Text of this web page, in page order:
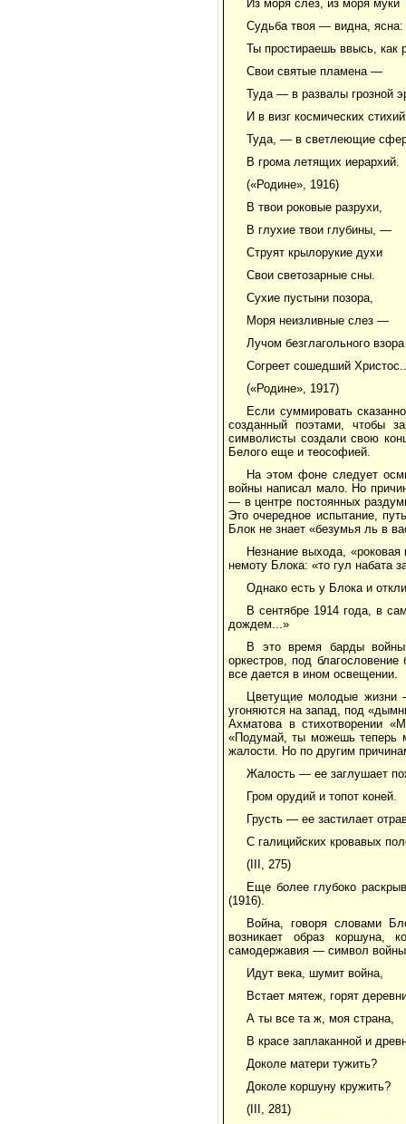
Из моря слез, из моря муки
Судьба твоя — видна, ясна:
Ты простираешь ввысь, как
Свои святые пламена —
Туда — в развалы грозной
И в визг космических
Туда, — в светлеющие
В грома летящих иерархий.
(«Родине», 1916)
В твои роковые разрухи,
В глухие твои глубины, —
Струят крылорукие духи
Свои светозарные сны.
Сухие пустыни позора,
Моря неизливные слез —
Лучом безглагольного взора
Согреет сошедший
(«Родине», 1917)
Если суммировать
созданный поэтами, чтобы
символисты создали свою
Белого еще и теософией.
На этом фоне следует
войны написал мало. Но
— в центре постоянных
Это очередное испытание,
Блок не знает «безумья ль в
Незнание выхода,
немоту Блока: «то гул набата
Однако есть у Блока и
В сентябре 1914 года, в
дождем...»
В это время барды
оркестров, под
все дается в ином освещении.
Цветущие молодые жизни
угоняются на запад, под
Ахматова в стихотворении
«Подумай, ты можешь теперь
жалости. Но по другим
Жалость — ее заглушает
Гром орудий и топот коней.
Грусть — ее застилает
С галицийских кровавых
(III, 275)
Еще более глубоко
(1916).
Война, говоря словами
возникает образ коршуна,
самодержавия — символ войны
Идут века, шумит война,
Встает мятеж, горят
А ты все та ж, моя страна,
В красе заплаканной и
Доколе матери тужить?
Доколе коршуну кружить?
(III, 281)